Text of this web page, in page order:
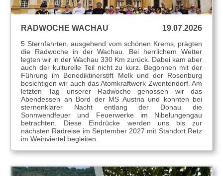
19.07.2026
RADWOCHE WACHAU
5 Sternfahrten, ausgehend vom schönen Krems, prägten
die Radwoche in der Wachau. Bei herrlichem Wetter
legten wir in der Wachau 330 Km zurück. Dabei kam aber
auch der kulturelle Teil nicht zu kurz. Begonnen mit der
Führung im Benediktinerstift Melk und der Rosenburg
besichtigen wir auch das Atomkraftwerk Zwentendorf. Am
letzten Tag unserer Radwoche genossen wir das
Abendessen an Bord der MS Austria und konnten bei
sternenklarer Nacht entlang der Donau die
Sonnwendfeuer und Feuerwerke im Nibelungengau
betrachten. Diese Eindrücke werden uns bis zur
nächsten Radreise im September 2027 mit Standort Retz
im Weinviertel begleiten.